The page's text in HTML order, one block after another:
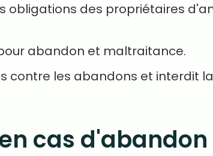
obligations des propriétaires
abandon et maltraitance.
contre les abandons et interdit
cas d'abandon